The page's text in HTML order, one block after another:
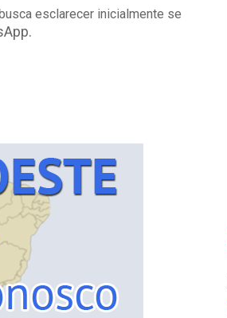
esclarecer inicialmente se